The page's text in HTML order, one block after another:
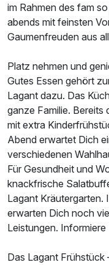
im Rahmen des fam
abends mit feinsten
Gaumenfreuden aus
Platz nehmen und
Gutes Essen gehört
Lagant dazu. Das
ganze Familie. Bereits
mit extra
Abend erwartet Dich
verschiedenen
Für Gesundheit und
knackfrische
Lagant Kräutergarten.
erwarten Dich noch
Leistungen.
Das Lagant Frühstück